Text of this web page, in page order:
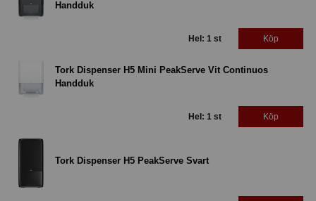
Handduk
Hel: 1 st Köp
Tork Dispenser H5 Mini PeakServe Vit Continuos
Handduk
Hel: 1 st Köp
Tork Dispenser H5 PeakServe Svart